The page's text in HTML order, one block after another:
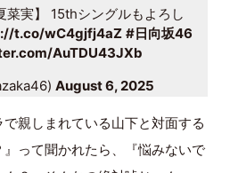
菜実】 15thシングルもよろし
t.co/wC4gjfj4aZ #日向坂46
AuTDU43JXb
August 6, 2025
親しまれている山下と対面する
って聞かれたら、『悩みないで